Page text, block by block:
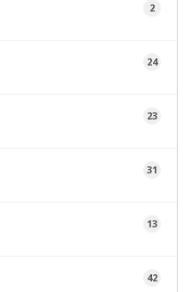
2
24
23
31
13
42